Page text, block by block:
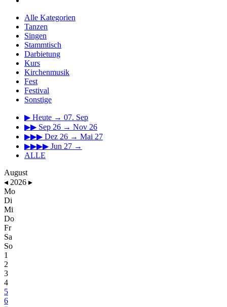
Alle Kategorien
Tanzen
Singen
Stammtisch
Darbietung
Kurs
Kirchenmusik
Fest
Festival
Sonstige
▶ Heute → 07. Sep
▶▶ Sep 26 → Nov 26
▶▶▶ Dez 26 → Mai 27
▶▶▶▶ Jun 27 →
ALLE
August
◂ 2026 ▸
Mo
Di
Mi
Do
Fr
Sa
So
1
2
3
4
5
6